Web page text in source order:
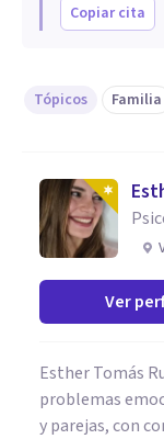
Copiar cita
Tópicos Familia
Ver
Esther Tomás
problemas
y parejas, con